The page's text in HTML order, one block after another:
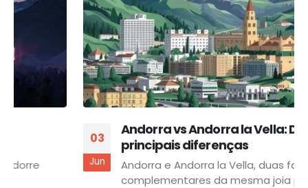
Jun
Andorra vs Andorra la Vella: Descubra as
principais diferenças
Andorra e Andorra la Vella, duas facetas
complementares da mesma joia pirenaica....